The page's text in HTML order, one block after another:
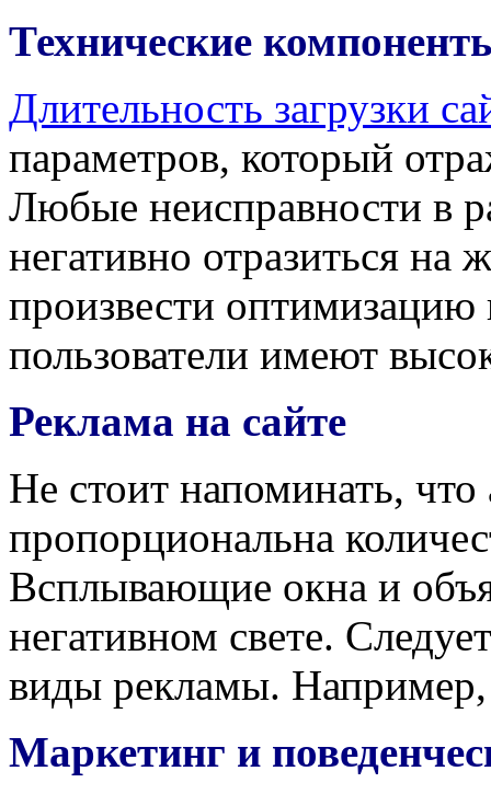
Технические
Длительность загрузки
параметров, который
Любые неисправности в
негативно отразиться
произвести оптимизацию
пользователи имеют
Реклама на сайте
Не стоит напоминать,
пропорциональна
Всплывающие окна и
негативном свете.
виды рекламы. Например,
Маркетинг и